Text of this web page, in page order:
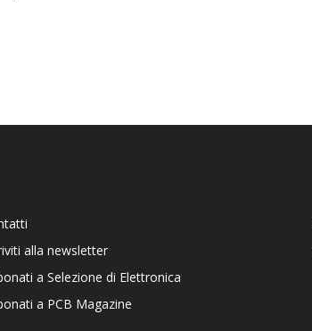
alla newsletter
a Selezione di Elettronica
a PCB Magazine